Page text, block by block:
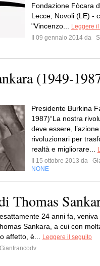
Fondazione Fòcara
Lecce, Novoli (LE) -
"Vincenzo...
Leggere
Il 09 gennaio 2014 da
(1949-
Presidente Burkina
1987)“La nostra
deve essere,
rivoluzionari per
realtà e migliorare...
Il 15 ottobre 2013 da
NONE
Thomas
24 anni fa, veniva
Sankara, a cui con
affetto, è...
Leggere il seguito
Gianfrancodv